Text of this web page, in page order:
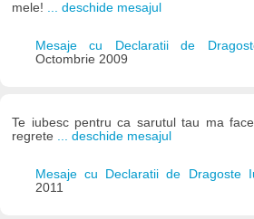
mele! ... deschide mesajul
Mesaje cu Declaratii de
Octombrie 2009
Te iubesc pentru ca sarutul tau ma
regrete
... deschide mesajul
Mesaje cu Declaratii de Dragoste
2011